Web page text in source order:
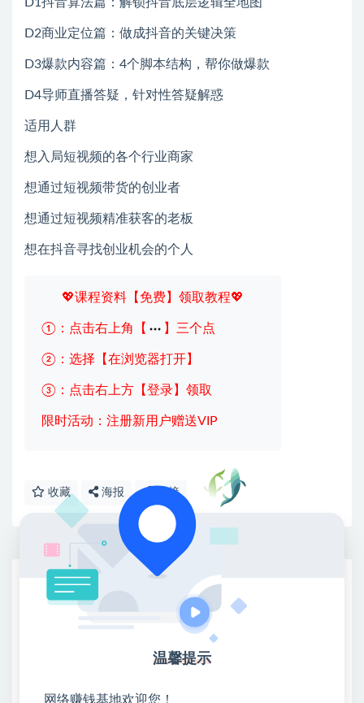
D2商业定位篇：做成抖音的关键决策
D3爆款内容篇：4个脚本结构，帮你做爆款
D4导师直播答疑，针对性答疑解惑
适用人群
想入局短视频的各个行业商家
想通过短视频带货的创业者
想通过短视频精准获客的老板
想在抖音寻找创业机会的个人
💖课程资料【免费】领取教程💖
①：点击右上角【 】三个点
②：选择【在浏览器打开】
③：点击右上方【登录】领取
限时活动：注册新用户赠送VIP
收藏 海报 链接
网赚基地简介
站长微信：无
❤本站：本站整合多方资源站，主要面向互联网创业
类&副业类，资源丰富 物超所值。
各种项目 + 提升网创认知。
温馨提示
网络赚钱基地欢迎您！